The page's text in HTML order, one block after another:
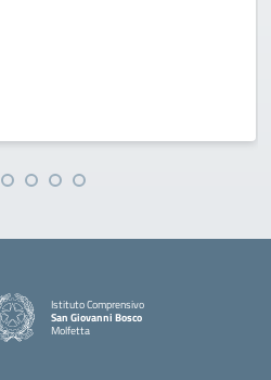
Istituto Comprensivo
San Giovanni Bosco
Molfetta